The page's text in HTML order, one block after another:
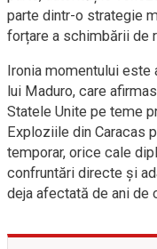
parte dintr-o strategie
forțare a schimbării de
Ironia momentului
lui Maduro, care
Statele Unite pe teme
Exploziile din Caracas
temporar, orice cale
confruntări directe și
deja afectată de ani